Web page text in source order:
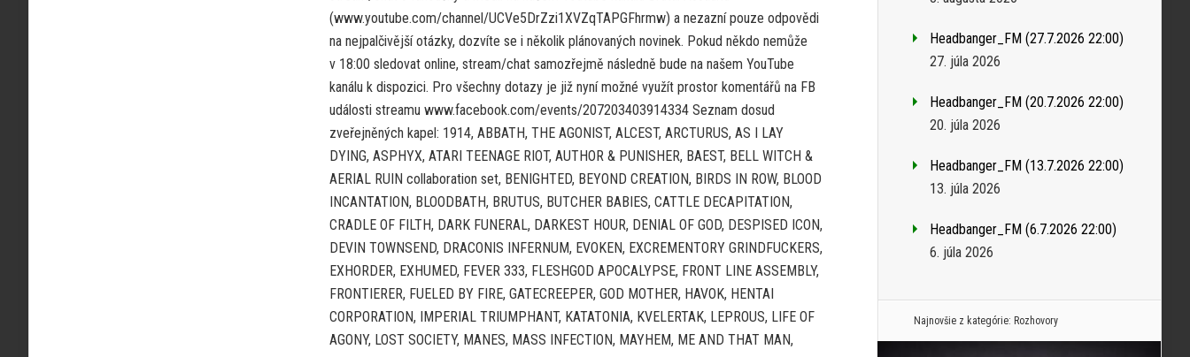
(www.youtube.com/channel/UCVe5DrZzi1XVZqTAPGFhrmw) a nezazní pouze odpovědi
na nejpalčivější otázky, dozvíte se i několik plánovaných novinek. Pokud někdo nemůže
v 18:00 sledovat online, stream/chat samozřejmě následně bude na našem YouTube
kanálu k dispozici. Pro všechny dotazy je již nyní možné využít prostor komentářů na FB
události streamu www.facebook.com/events/207203403914334 Seznam dosud
zveřejněných kapel: 1914, ABBATH, THE AGONIST, ALCEST, ARCTURUS, AS I LAY
DYING, ASPHYX, ATARI TEENAGE RIOT, AUTHOR & PUNISHER, BAEST, BELL WITCH &
AERIAL RUIN collaboration set, BENIGHTED, BEYOND CREATION, BIRDS IN ROW, BLOOD
INCANTATION, BLOODBATH, BRUTUS, BUTCHER BABIES, CATTLE DECAPITATION,
CRADLE OF FILTH, DARK FUNERAL, DARKEST HOUR, DENIAL OF GOD, DESPISED ICON,
DEVIN TOWNSEND, DRACONIS INFERNUM, EVOKEN, EXCREMENTORY GRINDFUCKERS,
EXHORDER, EXHUMED, FEVER 333, FLESHGOD APOCALYPSE, FRONT LINE ASSEMBLY,
FRONTIERER, FUELED BY FIRE, GATECREEPER, GOD MOTHER, HAVOK, HENTAI
CORPORATION, IMPERIAL TRIUMPHANT, KATATONIA, KVELERTAK, LEPROUS, LIFE OF
AGONY, LOST SOCIETY, MANES, MASS INFECTION, MAYHEM, ME AND THAT MAN,
Headbanger_FM (27.7.2026 22:00)
27. júla 2026
Headbanger_FM (20.7.2026 22:00)
20. júla 2026
Headbanger_FM (13.7.2026 22:00)
13. júla 2026
Headbanger_FM (6.7.2026 22:00)
6. júla 2026
Najnovšie z kategórie: Rozhovory